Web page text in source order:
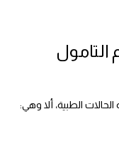
التامول
الطبية، ألا وهي: